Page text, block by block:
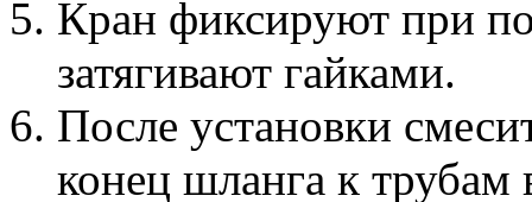
Кран фиксируют при
затягивают гайками.
После установки
конец шланга к